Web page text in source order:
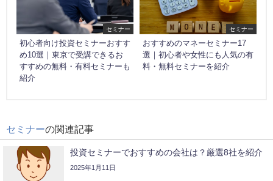
セミナー
初心者向け投資セミナーおすす
め10選｜東京で受講できるお
すすめの無料・有料セミナーも
紹介
セミナー
おすすめの​マネーセミナー17
選​｜初心者や女性にも人気の有
料・無料セミナーを紹介
セミナーの関連記事
投資セミナーでおすすめの会社は？厳選8社を紹介
2025年1月11日